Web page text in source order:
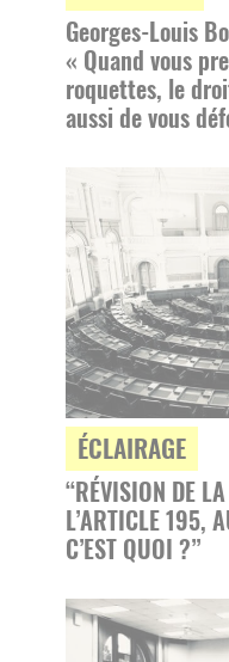
Georges-Louis
« Quand vous
roquettes, le
aussi de vous
ÉCLAIRAGE
“RÉVISION DE
L’ARTICLE 195,
C’EST QUOI ?”